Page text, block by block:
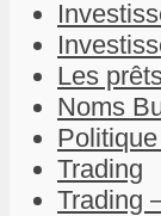
Les
Noms
Trading
Trading